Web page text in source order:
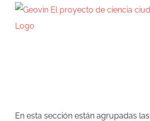
Saltar
En esta sección están agrupadas